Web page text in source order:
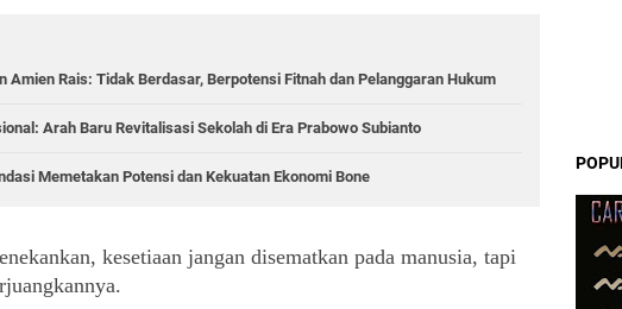
Amien Rais: Tidak Berdasar, Berpotensi Fitnah dan Pelanggaran Hukum
Arah Baru Revitalisasi Sekolah di Era Prabowo Subianto
Memetakan Potensi dan Kekuatan Ekonomi Bone
kesetiaan jangan disematkan pada manusia, tapi